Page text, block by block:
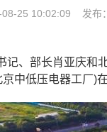
08-25 10:02:09 发布
记、部长肖亚庆和
中低压电器工厂)